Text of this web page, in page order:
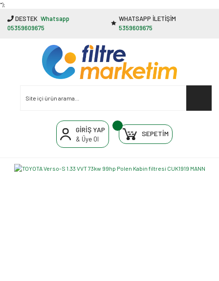
"');
DESTEK Whatsapp
05359609675
WHATSAPP İLETİŞİM
5359609675
GİRİŞ YAP
& Üye Ol
SEPETİM